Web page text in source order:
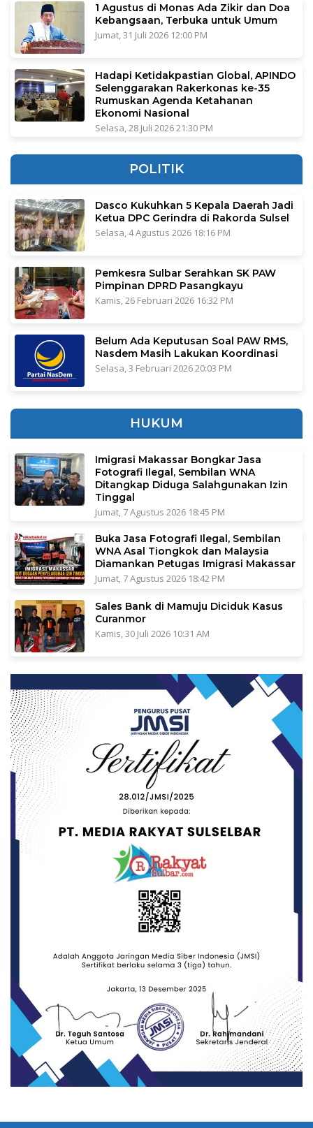
1 Agustus di Monas Ada Zikir dan Doa
Kebangsaan, Terbuka untuk Umum
Jumat, 31 Juli 2026 12:00 PM
Hadapi Ketidakpastian Global, APINDO
Selenggarakan Rakerkonas ke-35
Rumuskan Agenda Ketahanan
Ekonomi Nasional
Selasa, 28 Juli 2026 21:30 PM
POLITIK
Dasco Kukuhkan 5 Kepala Daerah Jadi
Ketua DPC Gerindra di Rakorda Sulsel
Selasa, 4 Agustus 2026 18:16 PM
Pemkesra Sulbar Serahkan SK PAW
Pimpinan DPRD Pasangkayu
Kamis, 26 Februari 2026 16:32 PM
Belum Ada Keputusan Soal PAW RMS,
Nasdem Masih Lakukan Koordinasi
Selasa, 3 Februari 2026 20:03 PM
HUKUM
Imigrasi Makassar Bongkar Jasa
Fotografi Ilegal, Sembilan WNA
Ditangkap Diduga Salahgunakan Izin
Tinggal
Jumat, 7 Agustus 2026 18:45 PM
Buka Jasa Fotografi Ilegal, Sembilan
WNA Asal Tiongkok dan Malaysia
Diamankan Petugas Imigrasi Makassar
Jumat, 7 Agustus 2026 18:42 PM
Sales Bank di Mamuju Diciduk Kasus
Curanmor
Kamis, 30 Juli 2026 10:31 AM